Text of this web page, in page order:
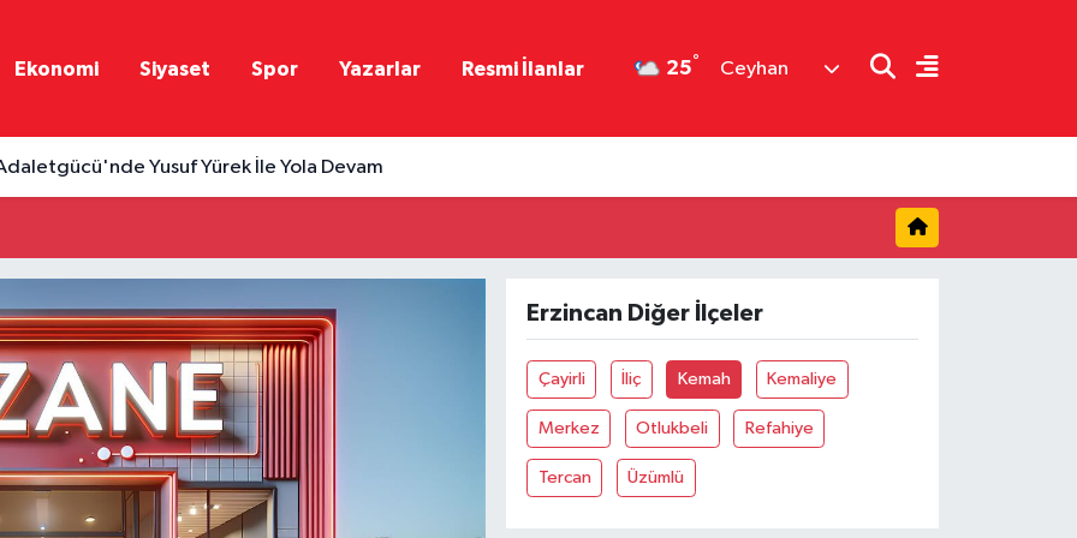
Ekonomi Siyaset Spor Yazarlar Resmi İlanlar 25° Ceyhan
Yusuf Yürek İle Yola Devam
Erzincan Diğer İlçeler
Çayirli İliç Kemah Kemaliye
Merkez Otlukbeli Refahiye
Tercan Üzümlü